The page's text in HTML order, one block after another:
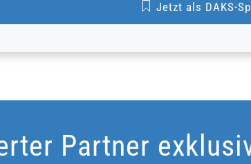
Jetzt als DAKS-
Partner